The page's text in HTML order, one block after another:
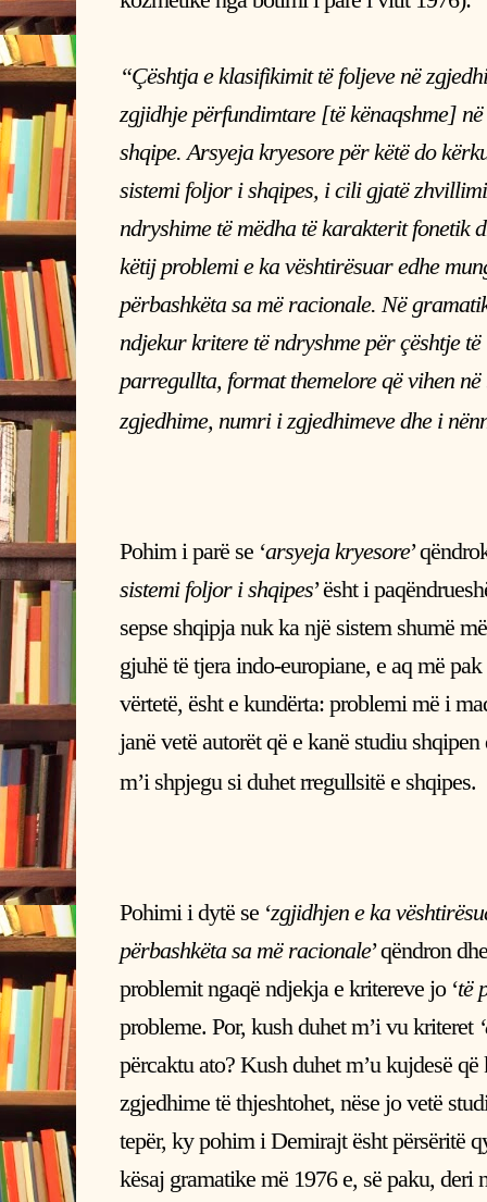
“Çështja e klasifikimit të foljeve në
zgjidhje përfundimtare [të kënaqshme]
shqipe. Arsyeja kryesore për këtë do
sistemi foljor i shqipes, i cili gjatë
ndryshime të mëdha të karakterit fonetik
këtij problemi e ka vështirësuar edhe
përbashkëta sa më racionale. Në
ndjekur kritere të ndryshme për çështje
parregullta, format themelore që vihen
zgjedhime, numri i zgjedhimeve dhe i
Pohim i parë se ‘arsyeja kryesore’
sistemi foljor i shqipes’ ësht i
sepse shqipja nuk ka një sistem shumë
gjuhë të tjera indo-europiane, e aq më
vërtetë, ësht e kundërta: problemi më i
janë vetë autorët që e kanë studiu
m’i shpjegu si duhet rregullsitë e shqipes.
Pohimi i dytë se ‘zgjidhjen e ka
përbashkëta sa më racionale’ qëndron
problemit ngaqë ndjekja e kritereve jo ‘të
probleme. Por, kush duhet m’i vu kriteret
përcaktu ato? Kush duhet m’u kujdesë
zgjedhime të thjeshtohet, nëse jo vetë
tepër, ky pohim i Demirajt ësht përsëritë
kësaj gramatike më 1976 e, së paku, deri